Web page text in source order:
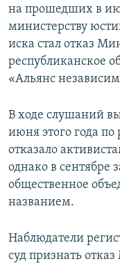
на прошедших в
министерству
иска стал отказ
республиканское
«Альянс
В ходе слушаний
июня этого года
отказало
однако в сентябре
общественное
названием.
Наблюдатели
суд признать